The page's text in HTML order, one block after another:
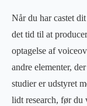
Når du har castet
det tid til at
optagelse af
andre elementer,
studier er udstyret
lidt research, før du